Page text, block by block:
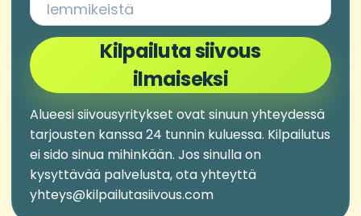
Kilpailuta siivous
ilmaiseksi
Alueesi siivousyritykset ovat sinuun yhteydessä
tarjousten kanssa 24 tunnin kuluessa. Kilpailutus
ei sido sinua mihinkään. Jos sinulla on
kysyttävää palvelusta, ota yhteyttä
yhteys@kilpailutasiivous.com